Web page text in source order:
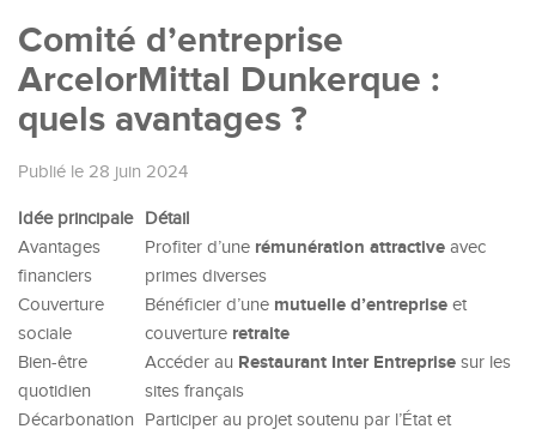
Comité d’entreprise
ArcelorMittal Dunkerque :
quels avantages ?
Publié le 28 juin 2024
Idée principale
Détail
Avantages
financiers
Profiter d’une rémunération attractive avec
primes diverses
Couverture
sociale
Bénéficier d’une mutuelle d’entreprise et
couverture retraite
Bien-être
quotidien
Accéder au Restaurant Inter Entreprise sur les
sites français
Décarbonation
Participer au projet soutenu par l’État et